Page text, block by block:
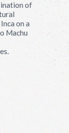
of
on a
Machu